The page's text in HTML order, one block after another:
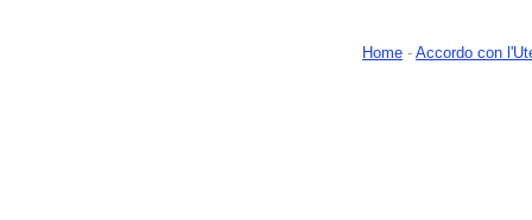
Home - Accordo con